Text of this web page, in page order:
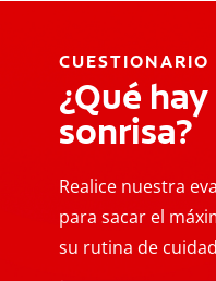
CUESTIONARIO
¿Qué
sonrisa?
Realice nuestra
para sacar el
su rutina de